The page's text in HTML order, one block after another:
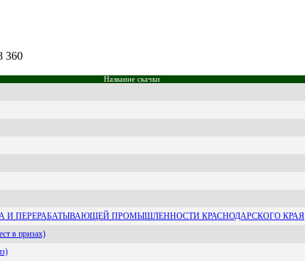
360
Название скачки
И ПЕРЕРАБАТЫВАЮЩЕЙ ПРОМЫШЛЕННОСТИ КРАСНОДАРСКОГО КРАЯ
в призах)